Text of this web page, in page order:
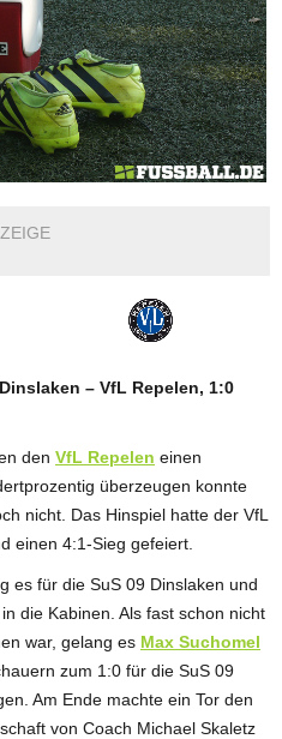
– VfL Repelen, 1:0
den VfL Repelen einen
überzeugen konnte
nicht. Das Hinspiel hatte der VfL
einen 4:1-Sieg gefeiert.
es für die SuS 09 Dinslaken und
die Kabinen. Als fast schon nicht
war, gelang es Max Suchomel
zum 1:0 für die SuS 09
Am Ende machte ein Tor den
von Coach Michael Skaletz